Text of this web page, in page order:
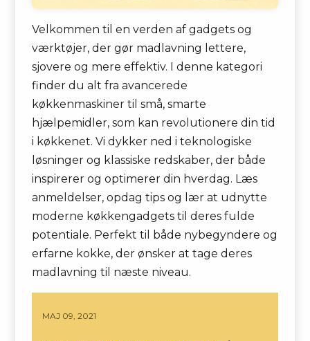
Velkommen til en verden af gadgets og
værktøjer, der gør madlavning lettere,
sjovere og mere effektiv. I denne kategori
finder du alt fra avancerede
køkkenmaskiner til små, smarte
hjælpemidler, som kan revolutionere din tid
i køkkenet. Vi dykker ned i teknologiske
løsninger og klassiske redskaber, der både
inspirerer og optimerer din hverdag. Læs
anmeldelser, opdag tips og lær at udnytte
moderne køkkengadgets til deres fulde
potentiale. Perfekt til både nybegyndere og
erfarne kokke, der ønsker at tage deres
madlavning til næste niveau.
MAJ 09, 2021